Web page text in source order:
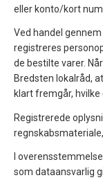
eller konto/kort
Ved handel
registreres
de bestilte varer.
Bredsten lokalråd,
klart fremgår,
Registrerede
I
som dataansvarlig